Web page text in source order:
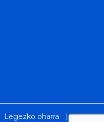
Legezko oharra |